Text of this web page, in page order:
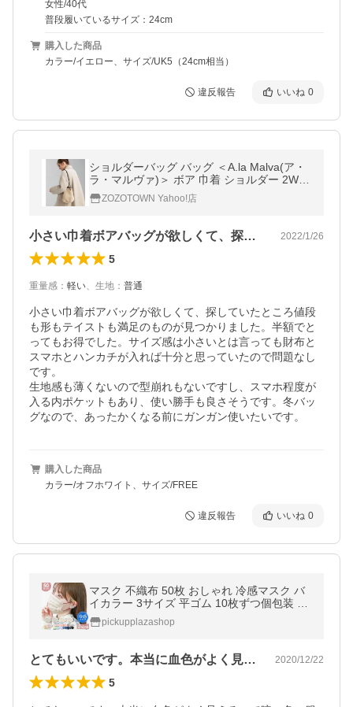
女性/40代
普段履いているサイズ：24cm
購入した商品
カラー/イエロー、サイズ/UK5（24cm相当）
違反報告 いいね 0
ショルダーバッグ バッグ ＜A.la Malva(ア・
ラ・マルヴァ)＞ ボア 巾着 ショルダー 2WAY
バッグ
ZOZOTOWN Yahoo!店
小さい巾着ボアバッグが欲しくて、探して… 2022/1/26
5
重量感 ： 軽い、 生地 ： 普通
小さい巾着ボアバッグが欲しくて、探していたところ値段
も形もテイストも満足のものが見つかりました。半額でと
ってもお得でした。サイズ感は小さいとは言っても財布と
スマホとハンカチが入れば十分と思っていたので問題なし
です。
生地感も薄くないので型崩れもないですし、スマホ程度が
入る内ポケットもあり、使い勝手も良さそうです。冬バッ
グなので、あったかくなる前にガンガン使いたいです。
購入した商品
カラー/オフホワイト、サイズ/FREE
違反報告 いいね 0
マスク 不織布 50枚 おしゃれ 冷感マスク バ
イカラー 3サイズ 平ゴム 10枚ずつ個包装 血
色カラー 20枚 カラーマスク
pickupplazashop
とてもいいです。本当に血色がよく見える… 2020/12/22
5